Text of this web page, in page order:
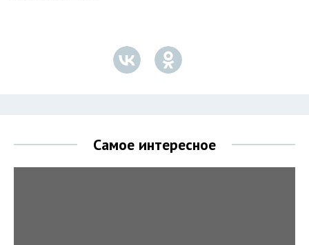
Самое интересное